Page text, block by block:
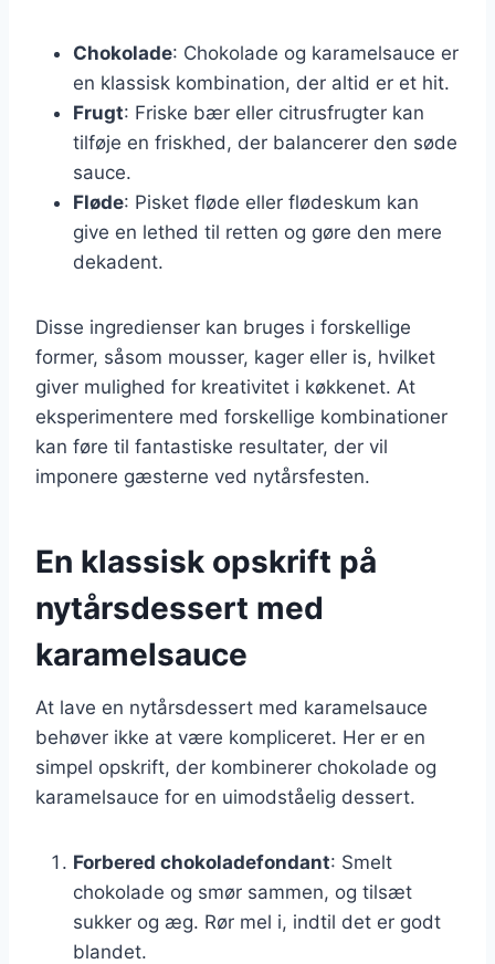
Chokolade: Chokolade og karamelsauce er
en klassisk kombination, der altid er et hit.
Frugt: Friske bær eller citrusfrugter kan
tilføje en friskhed, der balancerer den søde
sauce.
Fløde: Pisket fløde eller flødeskum kan
give en lethed til retten og gøre den mere
dekadent.
Disse ingredienser kan bruges i forskellige
former, såsom mousser, kager eller is, hvilket
giver mulighed for kreativitet i køkkenet. At
eksperimentere med forskellige kombinationer
kan føre til fantastiske resultater, der vil
imponere gæsterne ved nytårsfesten.
En klassisk opskrift på
nytårsdessert med
karamelsauce
At lave en nytårsdessert med karamelsauce
behøver ikke at være kompliceret. Her er en
simpel opskrift, der kombinerer chokolade og
karamelsauce for en uimodståelig dessert.
Forbered chokoladefondant: Smelt
chokolade og smør sammen, og tilsæt
sukker og æg. Rør mel i, indtil det er godt
blandet.